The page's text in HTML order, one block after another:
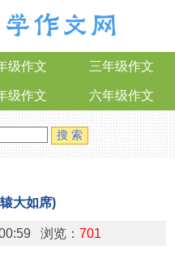
级作文 三年级作文
级作文 六年级作文
大如席)
浏览： 701